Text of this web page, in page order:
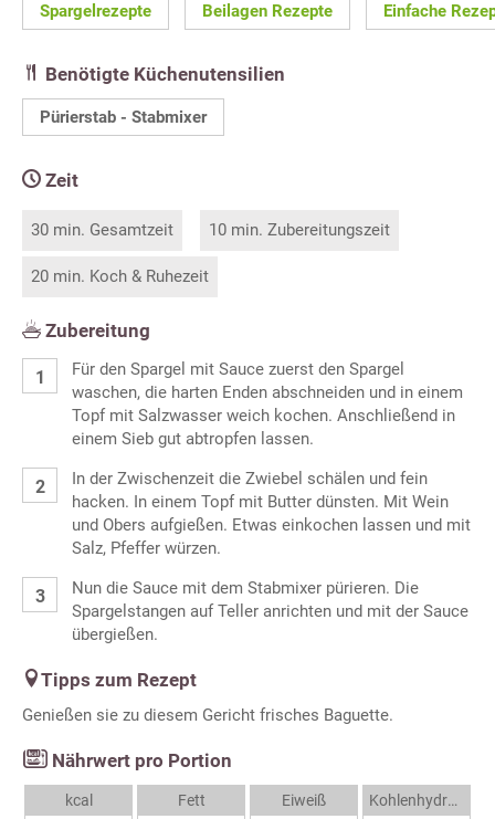
Spargelrezepte Beilagen Rezepte Einfache
Benötigte Küchenutensilien
Pürierstab - Stabmixer
Zeit
30 min. Gesamtzeit 10 min. Zubereitungszeit
20 min. Koch & Ruhezeit
Zubereitung
Für den Spargel mit Sauce zuerst den Spargel
waschen, die harten Enden abschneiden und in einem
Topf mit Salzwasser weich kochen. Anschließend in
einem Sieb gut abtropfen lassen.
In der Zwischenzeit die Zwiebel schälen und fein
hacken. In einem Topf mit Butter dünsten. Mit Wein
und Obers aufgießen. Etwas einkochen lassen und mit
Salz, Pfeffer würzen.
Nun die Sauce mit dem Stabmixer pürieren. Die
Spargelstangen auf Teller anrichten und mit der Sauce
übergießen.
Tipps zum Rezept
Genießen sie zu diesem Gericht frisches Baguette.
Nährwert pro Portion
kcal Fett Eiweiß Kohlenhydrate